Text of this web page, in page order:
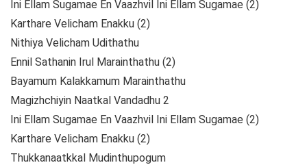
Ini Ellam Sugamae En Vaazhvil Ini Ellam Sugamae (2)
Karthare Velicham Enakku (2)
Nithiya Velicham Udithathu
Ennil Sathanin Irul Marainthathu (2)
Bayamum Kalakkamum Marainthathu
Magizhchiyin Naatkal Vandadhu 2
Ini Ellam Sugamae En Vaazhvil Ini Ellam Sugamae (2)
Karthare Velicham Enakku (2)
Thukkanaatkkal Mudinthupogum